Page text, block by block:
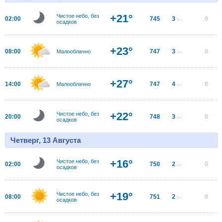
02:00
Чистое небо, без
осадков
+21° 745 3 м/с 0
08:00 Малооблачно +23° 747 3 м/с 0
14:00 Малооблачно +27° 747 4 м/с 0
20:00
Чистое небо, без
осадков
+22° 748 3 м/с 0
Четверг, 13 Августа
02:00
Чистое небо, без
осадков
+16° 750 2 м/с 0
08:00
Чистое небо, без
осадков
+19° 751 2 м/с 0